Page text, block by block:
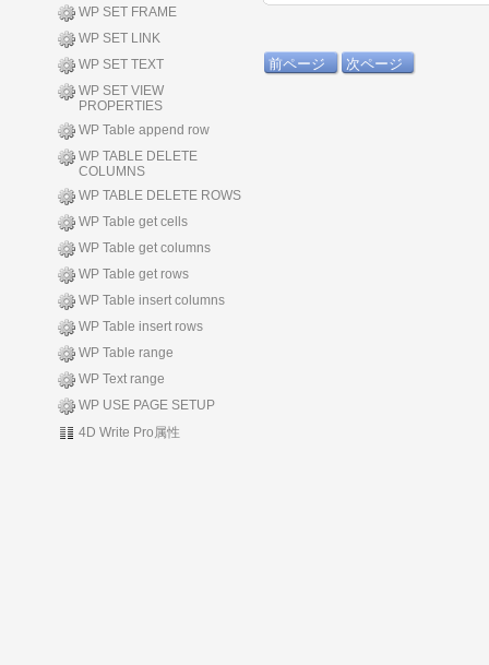
WP SET FRAME
WP SET LINK
WP SET TEXT
WP SET VIEW
PROPERTIES
WP Table append row
WP TABLE DELETE
COLUMNS
WP TABLE DELETE ROWS
WP Table get cells
WP Table get columns
WP Table get rows
WP Table insert columns
WP Table insert rows
WP Table range
WP Text range
WP USE PAGE SETUP
4D Write Pro属性
前ページ 次ページ